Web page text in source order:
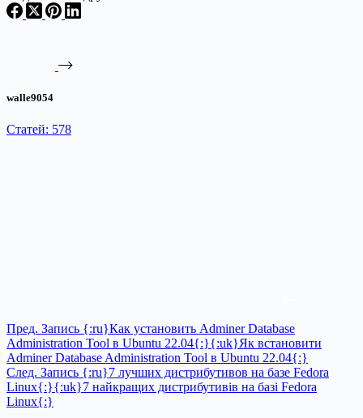
walle9054
Статей: 578
Пред. Запись {:ru}Как установить Adminer Database
Administration Tool в Ubuntu 22.04{:}{:uk}Як встановити
Adminer Database Administration Tool в Ubuntu 22.04{:}
След. Запись {:ru}7 лучших дистрибутивов на базе Fedora
Linux{:}{:uk}7 найкращих дистрибутивів на базі Fedora
Linux{:}